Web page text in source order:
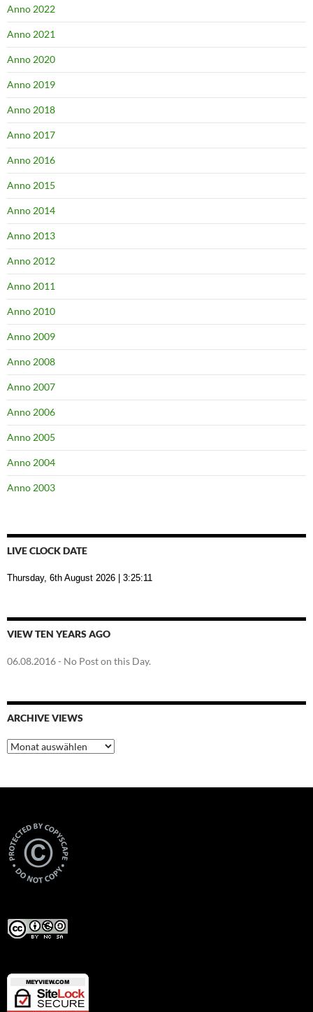
Anno 2022
Anno 2021
Anno 2020
Anno 2019
Anno 2018
Anno 2017
Anno 2016
Anno 2015
Anno 2014
Anno 2013
Anno 2012
Anno 2011
Anno 2010
Anno 2009
Anno 2008
Anno 2007
Anno 2006
Anno 2005
Anno 2004
Anno 2003
LIVE CLOCK DATE
Thursday, 6th August 2026 | 3:25:11
VIEW TEN YEARS AGO
06.08.2016- No Post on this Day.
ARCHIVE VIEWS
Archive
Views